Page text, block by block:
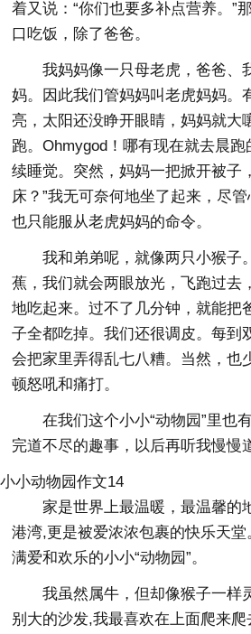
着又说：“你们也要多补点营养。”
口吃饭，除了爸爸。
我妈妈像一只母老虎，爸爸、
妈。因此我们管妈妈叫老虎妈妈。
亮，太阳还没睁开眼睛，妈妈就大
跑。Ohmygod！哪有现在就去晨
续睡觉。突然，妈妈一把掀开被子
床？”我无可奈何地坐了起来，尽
也只能服从老虎妈妈的命令。
我和弟弟呢，就像两只小猴子
蕉，我们就会两眼放光，飞跑过去
地吃起来。过不了几分钟，就能把
子全都吃掉。我们还很调皮。每到
会把家里弄得乱七八糟。当然，也
顿怒吼和痛打。
在我们这个小小“动物园”里也
完道不尽的趣事，以后再听我慢慢
小小动物园作文14
家是世界上最温暖，最温馨的
港湾,更是被爱浓浓包裹的快乐天
满爱和欢乐的小小“动物园”。
我虽然属牛，但却像猴子一样
别大的沙发,我最喜欢在上面爬来爬